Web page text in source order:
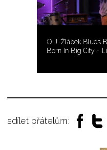
O.J. Žlábek Blues
Born In Big City -
sdílet přátelům: